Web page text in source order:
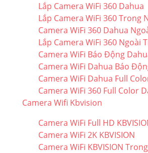
Lắp Camera WiFi 360 Dahua
Lắp Camera WiFi 360 Trong
Camera WiFi 360 Dahua
Lắp Camera WiFi 360 Ngoài
Camera WiFi Báo Động
Camera WiFi Dahua Báo
Camera WiFi Dahua Full
Camera WiFi 360 Full Color
Camera Wifi Kbvision
Camera WiFi Full HD
Camera WiFi 2K KBVISION
Camera WiFi KBVISION